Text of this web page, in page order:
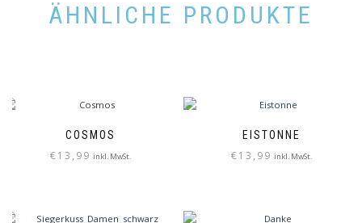
ÄHNLICHE PRODUKTE
COSMOS
€13,99 inkl. MwSt.
EISTONNE
€13,99 inkl. MwSt.